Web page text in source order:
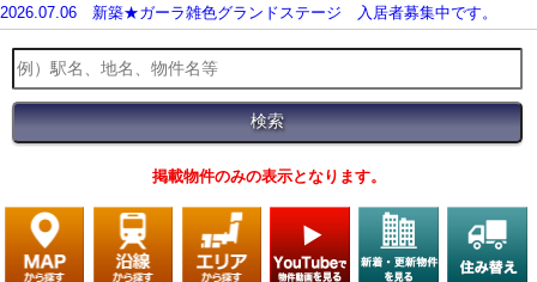
2026.07.06 新築★ガーラ雑色グランドステージ 入居者募集中です。
掲載物件のみの表示となります。